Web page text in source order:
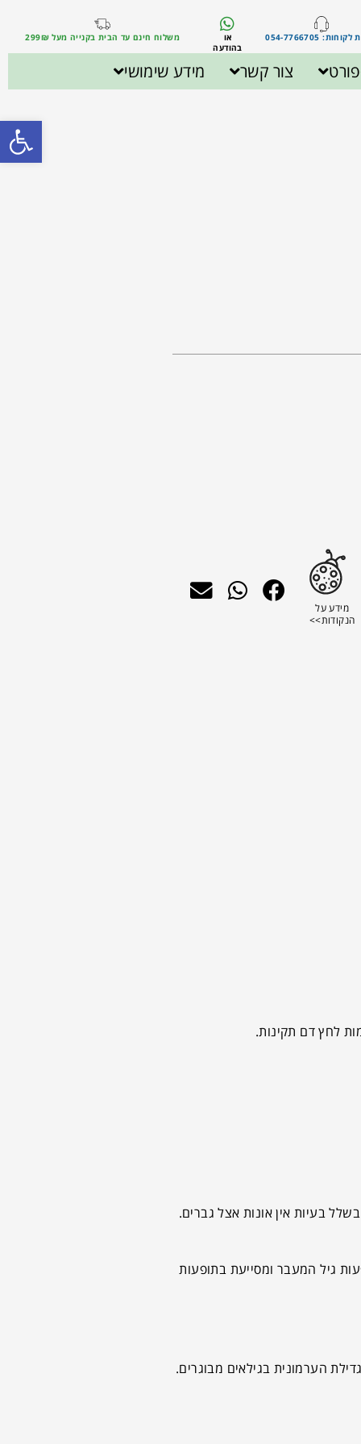
054-7766705
או
בהודעה
משלוח חינם עד הבית בקנייה מעל 299₪
צור קשר מידע שימושי
מידע על
הנקודות>>
לחץ דם תקינות.
בעיות אין אונות אצל גברים.
גיל המעבר ומסייעת בתופעות
הערמונית בגילאים מבוגרים.
פתח